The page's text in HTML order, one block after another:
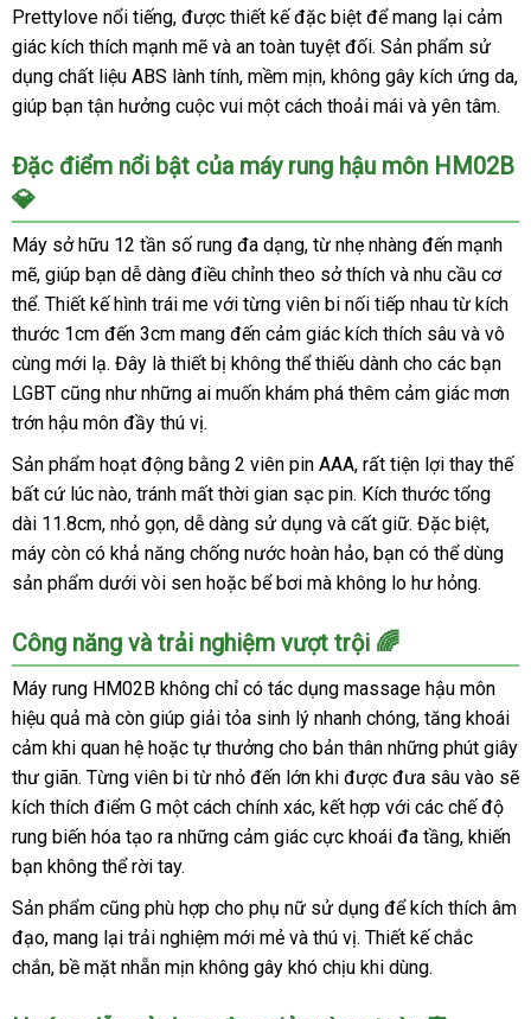
Prettylove nổi tiếng, được thiết kế đặc biệt để mang lại cảm
giác kích thích mạnh mẽ và an toàn tuyệt đối. Sản phẩm sử
dụng chất liệu ABS lành tính, mềm mịn, không gây kích ứng da,
giúp bạn tận hưởng cuộc vui một cách thoải mái và yên tâm.
Đặc điểm nổi bật của máy rung hậu môn HM02B
💎
Máy sở hữu 12 tần số rung đa dạng, từ nhẹ nhàng đến mạnh
mẽ, giúp bạn dễ dàng điều chỉnh theo sở thích và nhu cầu cơ
thể. Thiết kế hình trái me với từng viên bi nối tiếp nhau từ kích
thước 1cm đến 3cm mang đến cảm giác kích thích sâu và vô
cùng mới lạ. Đây là thiết bị không thể thiếu dành cho các bạn
LGBT cũng như những ai muốn khám phá thêm cảm giác mơn
trớn hậu môn đầy thú vị.
Sản phẩm hoạt động bằng 2 viên pin AAA, rất tiện lợi thay thế
bất cứ lúc nào, tránh mất thời gian sạc pin. Kích thước tổng
dài 11.8cm, nhỏ gọn, dễ dàng sử dụng và cất giữ. Đặc biệt,
máy còn có khả năng chống nước hoàn hảo, bạn có thể dùng
sản phẩm dưới vòi sen hoặc bể bơi mà không lo hư hỏng.
Công năng và trải nghiệm vượt trội 🌈
Máy rung HM02B không chỉ có tác dụng massage hậu môn
hiệu quả mà còn giúp giải tỏa sinh lý nhanh chóng, tăng khoái
cảm khi quan hệ hoặc tự thưởng cho bản thân những phút giây
thư giãn. Từng viên bi từ nhỏ đến lớn khi được đưa sâu vào sẽ
kích thích điểm G một cách chính xác, kết hợp với các chế độ
rung biến hóa tạo ra những cảm giác cực khoái đa tầng, khiến
bạn không thể rời tay.
Sản phẩm cũng phù hợp cho phụ nữ sử dụng để kích thích âm
đạo, mang lại trải nghiệm mới mẻ và thú vị. Thiết kế chắc
chắn, bề mặt nhẵn mịn không gây khó chịu khi dùng.